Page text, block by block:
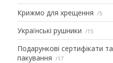
Крижмо для хрещення 5
Українські рушники 15
Подарункові сертифікати та
пакування
17